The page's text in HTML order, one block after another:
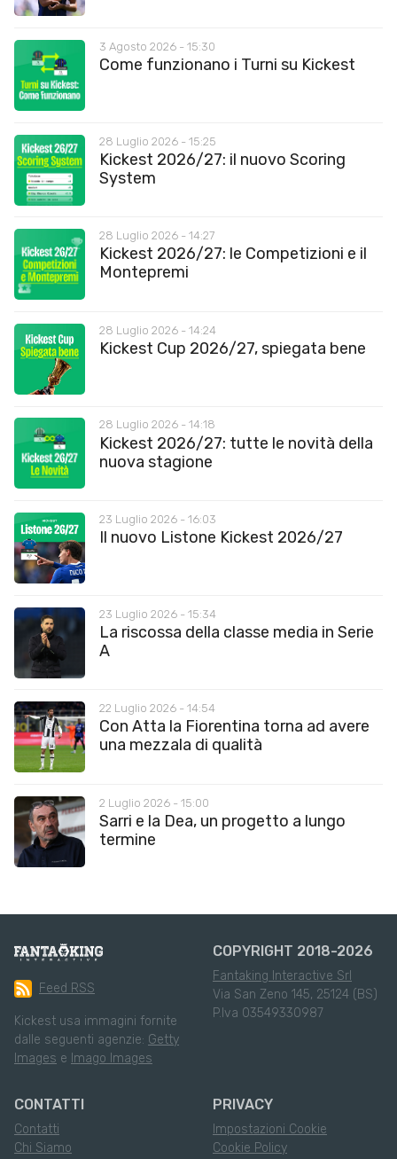
3 Agosto 2026 - 15:30
Come funzionano i Turni su Kickest
28 Luglio 2026 - 15:25
Kickest 2026/27: il nuovo Scoring
System
28 Luglio 2026 - 14:27
Kickest 2026/27: le Competizioni e il
Montepremi
28 Luglio 2026 - 14:24
Kickest Cup 2026/27, spiegata bene
28 Luglio 2026 - 14:18
Kickest 2026/27: tutte le novità della
nuova stagione
23 Luglio 2026 - 16:03
Il nuovo Listone Kickest 2026/27
23 Luglio 2026 - 15:34
La riscossa della classe media in Serie
A
22 Luglio 2026 - 14:54
Con Atta la Fiorentina torna ad avere
una mezzala di qualità
2 Luglio 2026 - 15:00
Sarri e la Dea, un progetto a lungo
termine
Feed RSS
Kickest usa immagini fornite
dalle seguenti agenzie: Getty
Images e Imago Images
COPYRIGHT 2018-2026
Fantaking Interactive Srl
Via San Zeno 145, 25124 (BS)
P.Iva 03549330987
CONTATTI
Contatti
Chi Siamo
PRIVACY
Impostazioni Cookie
Cookie Policy